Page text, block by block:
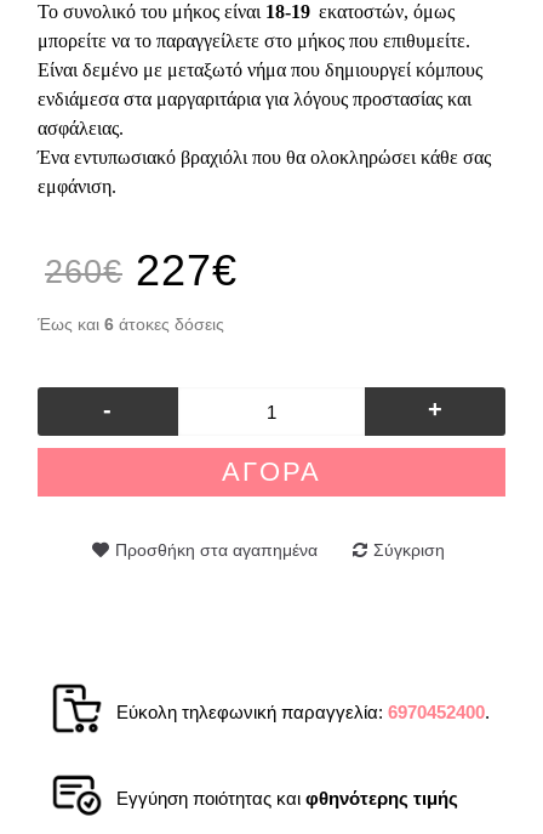
Το συνολικό του μήκος είναι 18-19 εκατοστών, όμως
μπορείτε να το παραγγείλετε στο μήκος που επιθυμείτε.
Είναι δεμένο με μεταξωτό νήμα που δημιουργεί κόμπους
ενδιάμεσα στα μαργαριτάρια για λόγους προστασίας και
ασφάλειας.
Ένα εντυπωσιακό βραχιόλι που θα ολοκληρώσει κάθε σας
εμφάνιση.
260€ 227€
Έως και 6 άτοκες δόσεις
- +
ΑΓΟΡΆ
Προσθήκη στα αγαπημένα Σύγκριση
Εύκολη τηλεφωνική παραγγελία: 6970452400.
Εγγύηση ποιότητας και φθηνότερης τιμής